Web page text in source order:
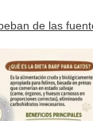
de las